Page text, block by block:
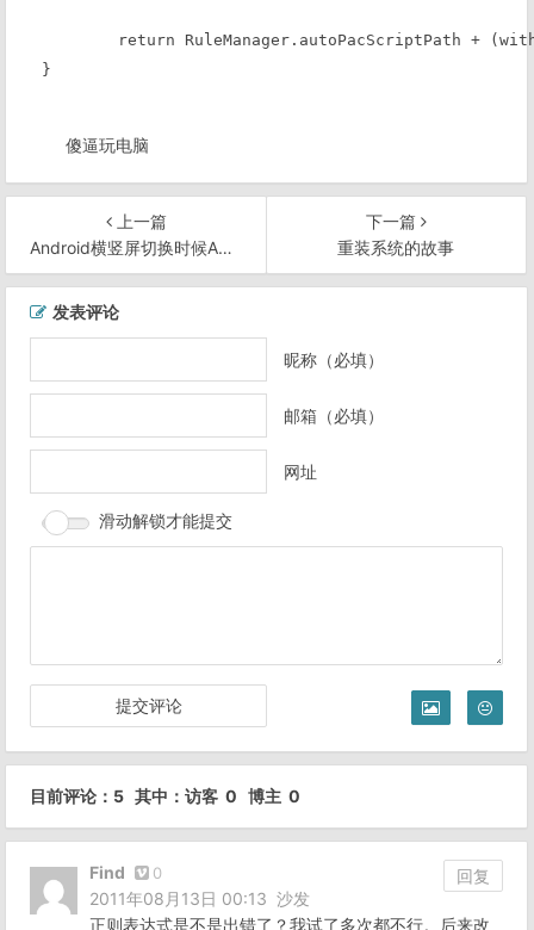
}
傻逼玩电脑
上一篇
Android横竖屏切换时候Activity的生命周期
下一篇
重装系统的故事
发表评论
昵称（必填）
邮箱（必填）
网址
滑动解锁才能提交
目前评论：5 其中：访客 0 博主 0
Find 0
回复
2011年08月13日 00:13 沙发
正则表达式是不是出错了？我试了多次都不行。后来改